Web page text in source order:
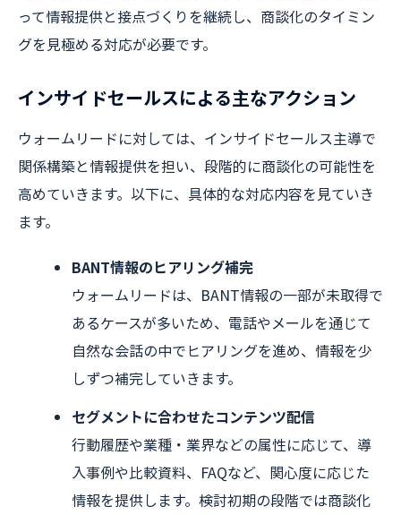
って情報提供と接点づくりを継続し、商談化のタイミン
グを見極める対応が必要です。
インサイドセールスによる主なアクション
ウォームリードに対しては、インサイドセールス主導で
関係構築と情報提供を担い、段階的に商談化の可能性を
高めていきます。以下に、具体的な対応内容を見ていき
ます。
BANT情報のヒアリング補完
ウォームリードは、BANT情報の一部が未取得で
あるケースが多いため、電話やメールを通じて
自然な会話の中でヒアリングを進め、情報を少
しずつ補完していきます。
セグメントに合わせたコンテンツ配信
行動履歴や業種・業界などの属性に応じて、導
入事例や比較資料、FAQなど、関心度に応じた
情報を提供します。検討初期の段階では商談化